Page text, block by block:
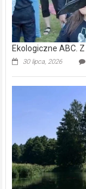
Ekologiczne ABC.
30 lipca, 2026